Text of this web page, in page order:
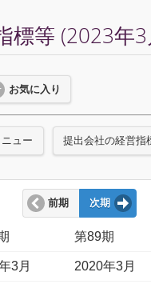
標等 (2023年
お気に入り
ニュー 提出会社の経営指
前期 次期
第89期
3月 2020年3月